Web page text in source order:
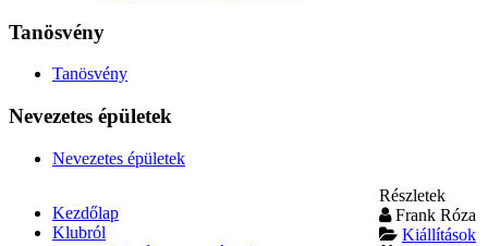
Tanösvény
Tanösvény
Nevezetes épületek
Nevezetes épületek
Kezdőlap
Klubról
Részletek
Frank Róza
Kiállítások